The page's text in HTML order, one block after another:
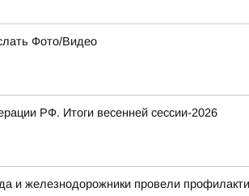
Фото/Видео
РФ. Итоги весенней сессии-2026
и железнодорожники провели